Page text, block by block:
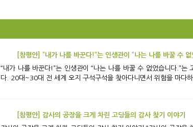
[참평안] “내가 나를 바꾼다!”는 인생관이 “나는 나를 바꿀 수
“내가 나를 바꾼다!”는 인생관이 “나는 나를 바꿀 수 없었습니다.”는 고백으로 박성환 집사 뇌종양 투병
다. 20대~30대 전 세계 오지 구석구석을 찾아다니면서 위험을 마다하
[참평안] 감사의 공장을 크게 차린 고딩들의 감사 찾기 이야기